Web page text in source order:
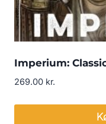
Imperium:
269.00 kr.